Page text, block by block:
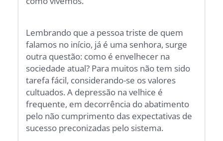
Lembrando que a pessoa triste de quem
falamos no início, já é uma senhora, surge
outra questão: como é envelhecer na
sociedade atual? Para muitos não tem sido
tarefa fácil, considerando-se os valores
cultuados. A depressão na velhice é
frequente, em decorrência do abatimento
pelo não cumprimento das expectativas de
sucesso preconizadas pelo sistema.